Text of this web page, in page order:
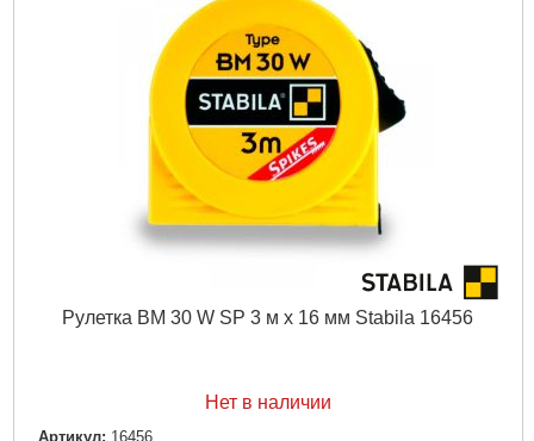
Рулетка BM 30 W SP 3 м х 16 мм Stabila 16456
Нет в наличии
Артикул: 16456